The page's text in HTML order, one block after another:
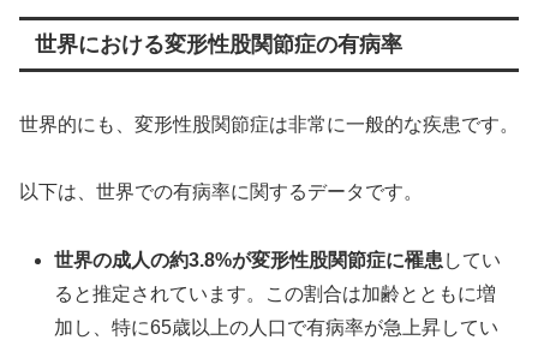
世界における変形性股関節症の有病率
世界的にも、変形性股関節症は非常に一般的な疾患です。
以下は、世界での有病率に関するデータです。
世界の成人の約3.8%が変形性股関節症に罹患 してい
ると推定されています。この割合は加齢とともに増
加し、特に65歳以上の人口で有病率が急上昇してい